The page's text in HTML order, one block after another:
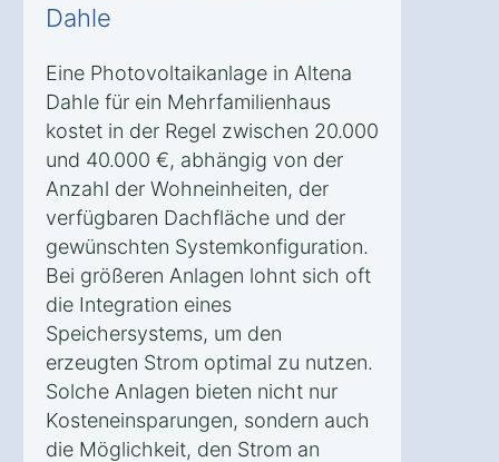
Dahle
Eine Photovoltaikanlage in Altena
Dahle für ein Mehrfamilienhaus
kostet in der Regel zwischen 20.000
und 40.000 €, abhängig von der
Anzahl der Wohneinheiten, der
verfügbaren Dachfläche und der
gewünschten Systemkonfiguration.
Bei größeren Anlagen lohnt sich oft
die Integration eines
Speichersystems, um den
erzeugten Strom optimal zu nutzen.
Solche Anlagen bieten nicht nur
Kosteneinsparungen, sondern auch
die Möglichkeit, den Strom an